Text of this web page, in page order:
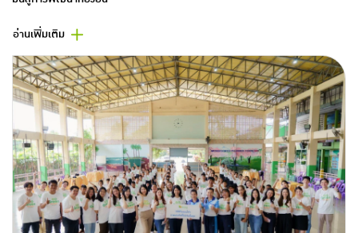
อ่านเพิ่มเติม